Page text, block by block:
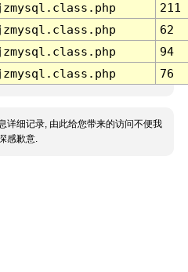
211
62
94
76
详细记录, 由此给您带来的访问不便我
感歉意.